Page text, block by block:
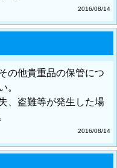
2016/08/14
の他貴重品の保管につ
。
、盗難等が発生した場
2016/08/14